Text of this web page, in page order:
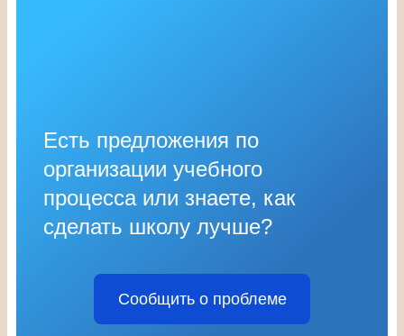
Есть предложения по
организации учебного
процесса или знаете, как
сделать школу лучше?
Сообщить о проблеме